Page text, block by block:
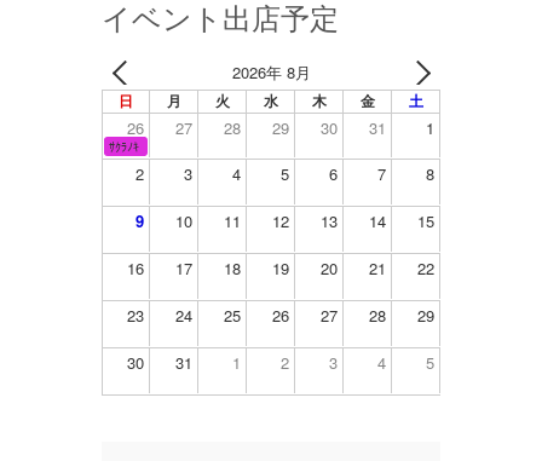
イベント出店予定
2026年 8月
日 月 火 水 木 金 土
26 27 28 29 30 31 1
ｻｸﾗﾉｷ
2 3 4 5 6 7 8
9 10 11 12 13 14 15
16 17 18 19 20 21 22
23 24 25 26 27 28 29
30 31 1 2 3 4 5